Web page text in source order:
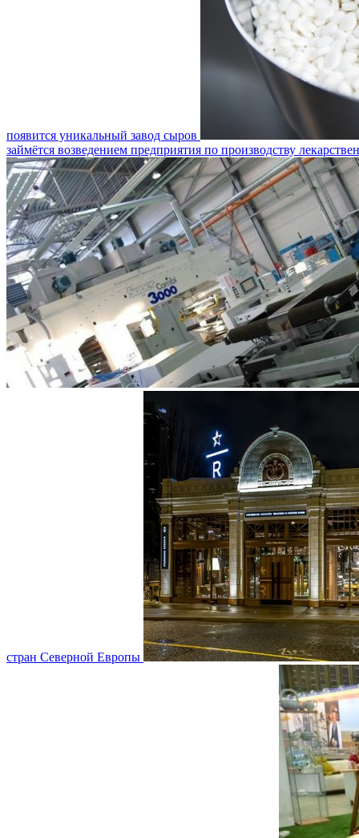
появится уникальный завод сыров
займётся возведением предприятия по производству
стран Северной Европы